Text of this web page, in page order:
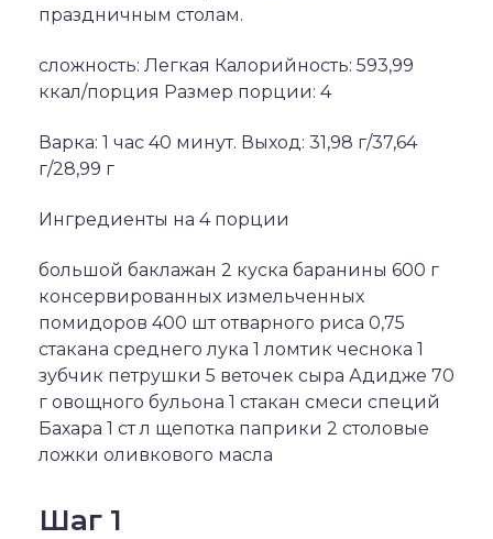
праздничным столам.
сложность: Легкая Калорийность: 593,99
ккал/порция Размер порции: 4
Варка: 1 час 40 минут. Выход: 31,98 г/37,64
г/28,99 г
Ингредиенты на 4 порции
большой баклажан 2 куска баранины 600 г
консервированных измельченных
помидоров 400 шт отварного риса 0,75
стакана среднего лука 1 ломтик чеснока 1
зубчик петрушки 5 веточек сыра Адидже 70
г овощного бульона 1 стакан смеси специй
Бахара 1 ст л щепотка паприки 2 столовые
ложки оливкового масла
Шаг 1